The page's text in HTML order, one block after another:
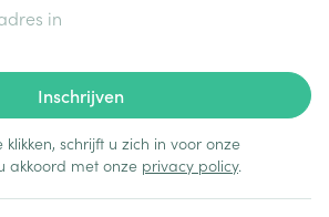
Inschrijven
schrijft u zich in voor onze
akkoord met onze privacy policy.